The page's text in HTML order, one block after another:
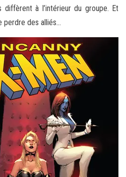
diffèrent à l’intérieurdu groupe. Et
perdre des alliés…